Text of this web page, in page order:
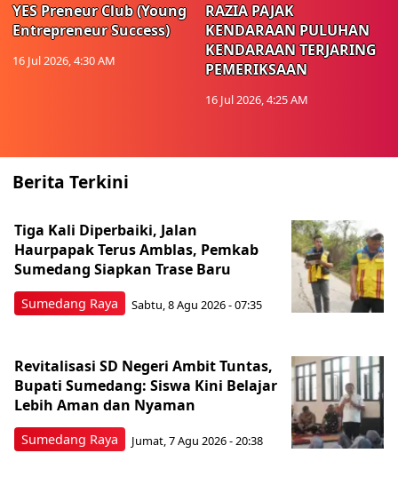
YES Preneur Club (Young
Entrepreneur Success)
16 Jul 2026, 4:30 AM
RAZIA PAJAK
KENDARAAN PULUHAN
KENDARAAN TERJARING
PEMERIKSAAN
16 Jul 2026, 4:25 AM
Berita Terkini
Sumedang Raya
Tiga Kali Diperbaiki, Jalan
Haurpapak Terus Amblas, Pemkab
Sumedang Siapkan Trase Baru
Sabtu, 8 Agu 2026 - 07:35
Sumedang Raya
Revitalisasi SD Negeri Ambit Tuntas,
Bupati Sumedang: Siswa Kini Belajar
Lebih Aman dan Nyaman
Jumat, 7 Agu 2026 - 20:38